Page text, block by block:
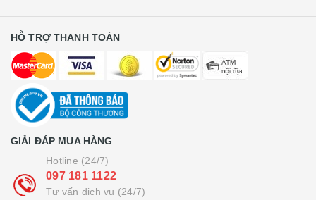
HỖ TRỢ THANH TOÁN
GIẢI ĐÁP MUA HÀNG
Hotline (24/7)
097 181 1122
Tư vấn dịch vụ (24/7)